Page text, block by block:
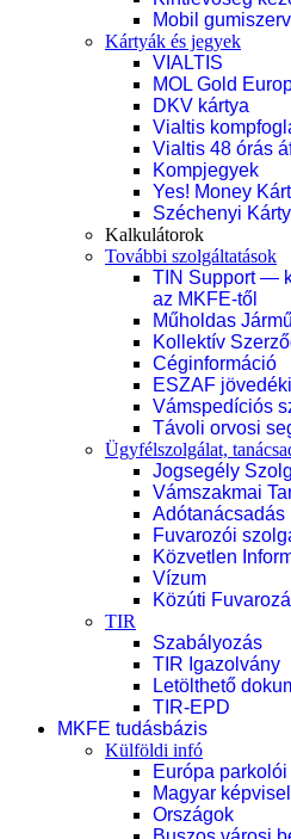
Mobil
Kártyák és jegyek
VIALTIS
MOL Gold
DKV kártya
Vialtis
Vialtis 48 órás
Kompjegyek
Yes! Money
Széchenyi
Kalkulátorok
További szolgáltatások
TIN Support —
az MKFE-től
Műholdas
Kollektív
Céginformáció
ESZAF
Vámspedíciós
Távoli orvosi
Ügyfélszolgálat,
Jogsegély
Vámszakmai
Adótanácsadás
Fuvarozói
Közvetlen
Vízum
Közúti
TIR
Szabályozás
TIR Igazolvány
Letölthető
TIR-EPD
MKFE tudásbázis
Külföldi infó
Európa parkolói
Magyar
Országok